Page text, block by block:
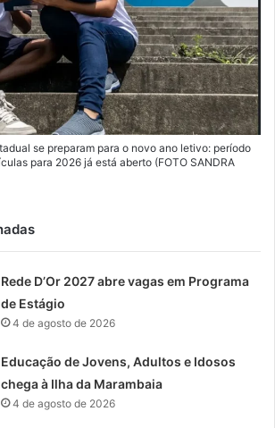
se preparam para o novo ano letivo: período
para 2026 já está aberto (FOTO SANDRA
Rede D’Or 2027 abre vagas em Programa
de Estágio
4 de agosto de 2026
Educação de Jovens, Adultos e Idosos
chega à Ilha da Marambaia
4 de agosto de 2026